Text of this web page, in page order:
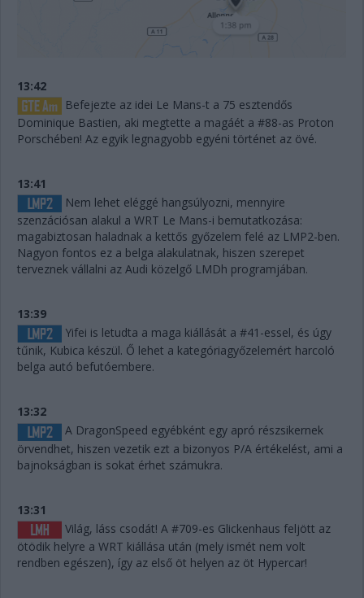
13:42
Befejezte az idei Le Mans-t a 75 esztendős
Dominique Bastien, aki megtette a magáét a #88-as Proton
Porschében! Az egyik legnagyobb egyéni történet az övé.
13:41
Nem lehet eléggé hangsúlyozni, mennyire
szenzációsan alakul a WRT Le Mans-i bemutatkozása:
magabiztosan haladnak a kettős győzelem felé az LMP2-ben.
Nagyon fontos ez a belga alakulatnak, hiszen szerepet
terveznek vállalni az Audi közelgő LMDh programjában.
13:39
Yifei is letudta a maga kiállását a #41-essel, és úgy
tűnik, Kubica készül. Ő lehet a kategóriagyőzelemért harcoló
belga autó befutóembere.
13:32
A DragonSpeed egyébként egy apró részsikernek
örvendhet, hiszen vezetik ezt a bizonyos P/A értékelést, ami a
bajnokságban is sokat érhet számukra.
13:31
Világ, láss csodát! A #709-es Glickenhaus feljött az
ötödik helyre a WRT kiállása után (mely ismét nem volt
rendben egészen), így az első öt helyen az öt Hypercar!